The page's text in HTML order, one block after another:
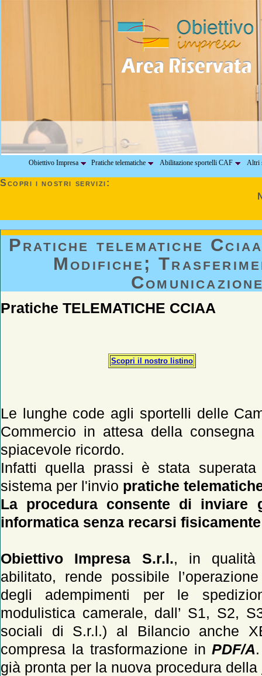
Obiettivo Impresa Pratiche telematiche Abilitazione sportelli CAF Altri
Scopri i nostri servizi:
Pratiche telematiche
Modifiche;
Pratiche TELEMATICHE CCIAA
Scopri il nostro listino
Le lunghe code agli sportelli delle
Commercio in attesa della
spiacevole ricordo.
Infatti quella prassi è stata
sistema per l'invio pratiche
La procedura consente di inviare
informatica senza recarsi
Obiettivo Impresa S.r.l., in qualità
abilitato, rende possibile
degli adempimenti per le
modulistica camerale, dall’ S1, S2,
sociali di S.r.l.) al Bilancio anche
compresa la trasformazione inPDF/A
già pronta per la nuova procedura della